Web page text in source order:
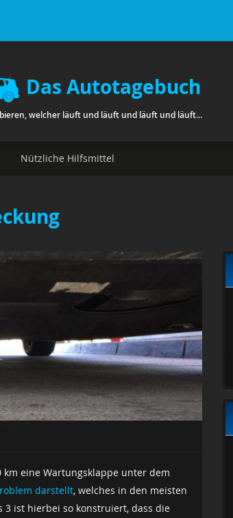
Das Autotagebuch
welcher läuft und läuft und läuft und läuft...
Nützliche Hilfsmittel
km eine Wartungsklappe unter dem
darstellt, welches in den meisten
ist hierbei so konstruiert, dass die